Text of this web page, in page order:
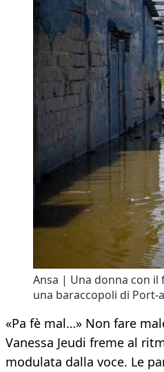
Ansa | Una donna con il
una baraccopoli di Port-
«Pa fè mal…» Non fare
Vanessa Jeudi freme al
modulata dalla voce. Le